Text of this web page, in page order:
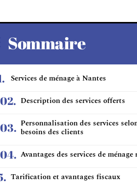
Sommaire
Services de ménage à Nantes
Description des services offerts
Personnalisation des services
besoins des clients
Avantages des services de
Tarification et avantages fiscaux